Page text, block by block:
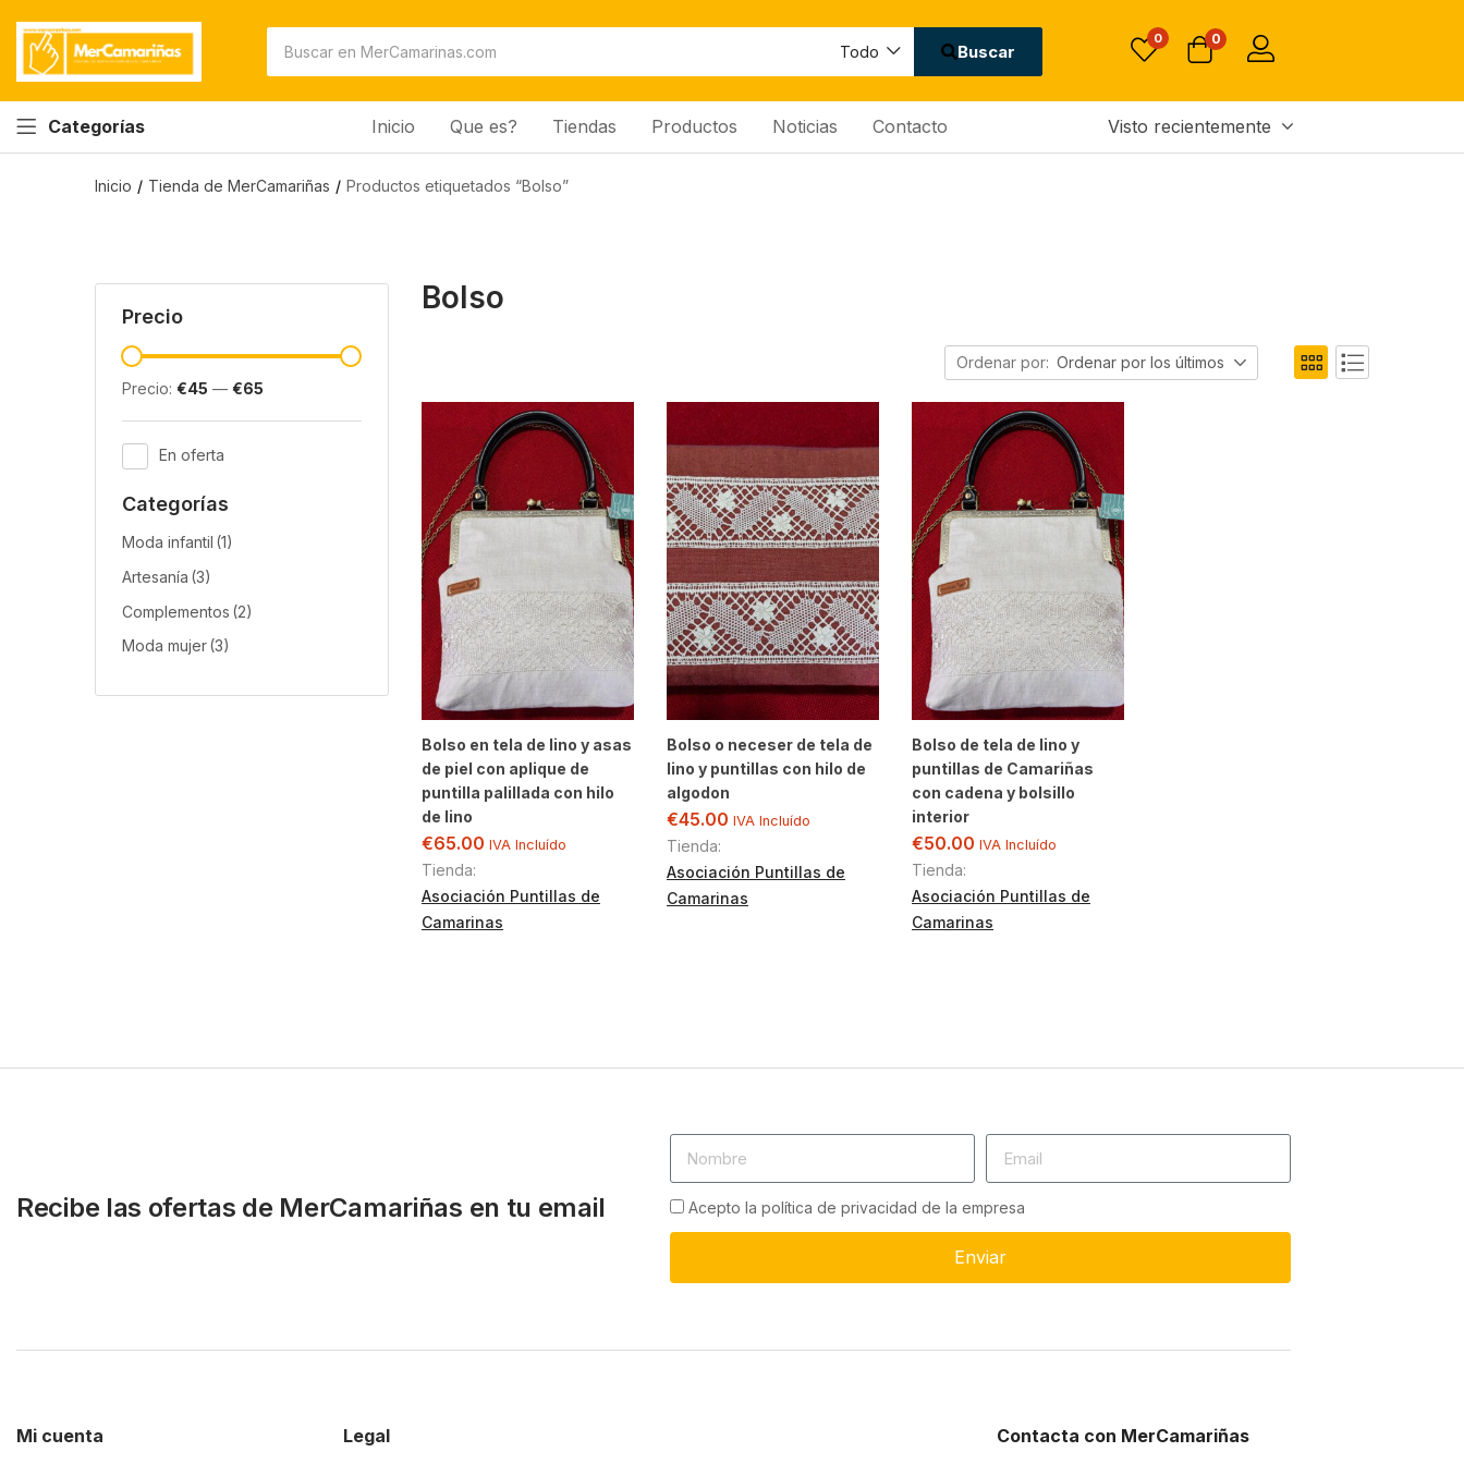
Todo Buscar
0 0
Categorías Inicio Que es? Tiendas Productos Noticias Contacto Visto recientemente
Inicio Tienda de MerCamariñas Productos etiquetados “Bolso”
Precio
Precio: €45 — €65
En oferta
Categorías
Moda infantil (1)
Artesanía (3)
Complementos (2)
Moda mujer(3)
Bolso
Ordenar por: Ordenar por los últimos
Bolso en tela de lino y asas
de piel con aplique de
puntilla palillada con hilo
de lino
€65.00 IVA Incluído
Tienda:
Asociación Puntillas de
Camarinas
Bolso o neceser de tela de
lino y puntillas con hilo de
algodon
€45.00 IVA Incluído
Tienda:
Asociación Puntillas de
Camarinas
Bolso de tela de lino y
puntillas de Camariñas
con cadena y bolsillo
interior
€50.00 IVA Incluído
Tienda:
Asociación Puntillas de
Camarinas
Recibe las ofertas de MerCamariñas en tu email Acepto la política de privacidad de la empresa
Enviar
Mi cuenta Legal Contacta con MerCamariñas